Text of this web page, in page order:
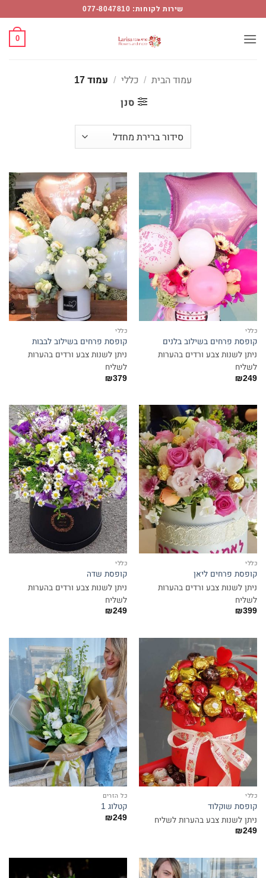
–
content
שירות לקוחות: 077-8047810
0
עמוד הבית / כללי / עמוד 17
סנן
כללי
קופסת פרחים בשילוב בלנים
ניתן לשנות צבע ורדים בהערות
לשליח
₪249
כללי
קופסת פרחים בשילוב לבבות
ניתן לשנות צבע ורדים בהערות
לשליח
₪379
כללי
קופסת פרחים ליאן
ניתן לשנות צבע ורדים בהערות
לשליח
₪399
כללי
קופסת שדה
ניתן לשנות צבע ורדים בהערות
לשליח
₪249
כללי
קופסת שוקלוד
ניתן לשנות צבע בהערות לשליח
₪249
כל הזרים
קטלוג 1
₪249